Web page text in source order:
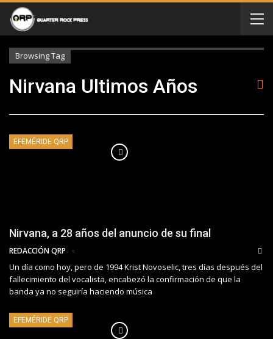
Browsing Tag
Nirvana Ultimos Años
EFEMÉRIDE QRP
Nirvana, a 28 años del anuncio de su final
REDACCIÓN QRP
Un día como hoy, pero de 1994 Krist Novoselic, tres días después del
fallecimiento del vocalista, encabezó la confirmación de que la
banda ya no seguiría haciendo música
EFEMÉRIDE QRP